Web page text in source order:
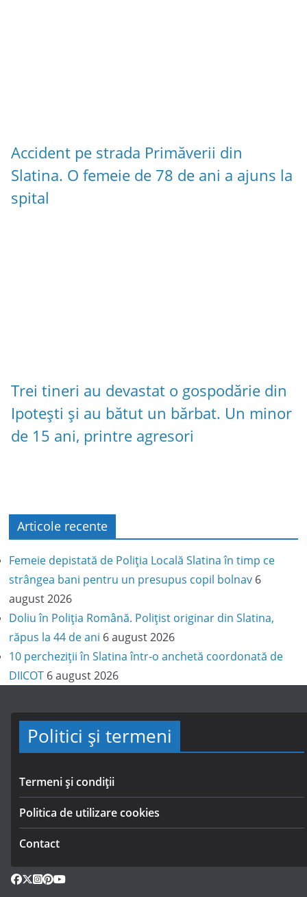
Accident pe strada Primăverii din
Slatina. O femeie de 78 de ani a ajuns la
spital
Trei tineri au devastat o gospodărie din
Ipotești și au bătut un bărbat. Un minor
de 15 ani, printre agresori
Articole recente
Femeie depistată de Poliția Locală Slatina în timp ce
strângea bani pentru un presupus copil bolnav 6
august 2026
Doliu în Poliția Română. Polițist originar din Slatina,
răpus la 44 de ani 6 august 2026
10 percheziții în Slatina într-o anchetă coordonată de
DIICOT 6 august 2026
Politici și termeni
Termeni și condiții
Politica de utilizare cookies
Contact